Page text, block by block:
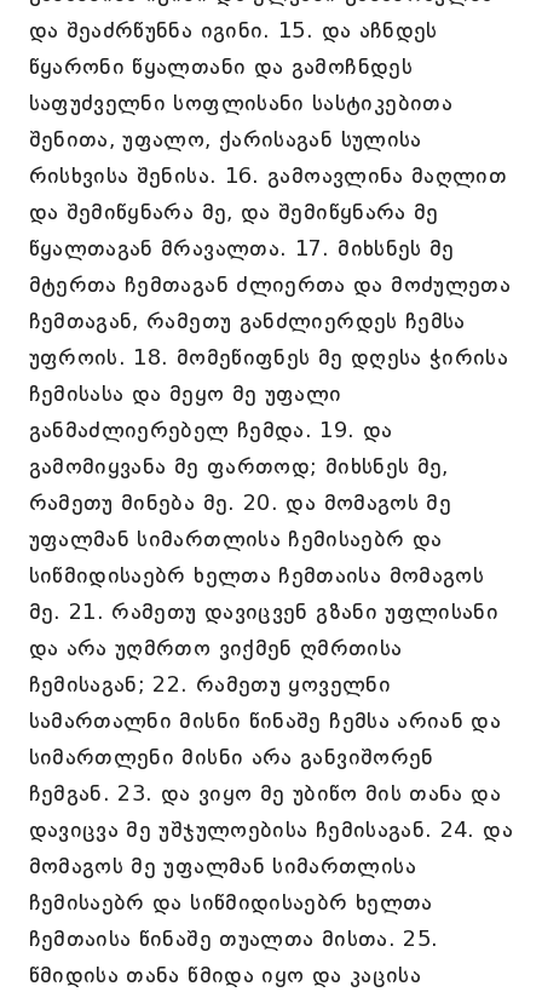
და შეაძრწუნნა იგინი. 15. და აჩნდეს
წყარონი წყალთანი და გამოჩნდეს
საფუძველნი სოფლისანი სასტიკებითა
შენითა, უფალო, ქარისაგან სულისა
რისხვისა შენისა. 16. გამოავლინა მაღლით
და შემიწყნარა მე, და შემიწყნარა მე
წყალთაგან მრავალთა. 17. მიხსნეს მე
მტერთა ჩემთაგან ძლიერთა და მოძულეთა
ჩემთაგან, რამეთუ განძლიერდეს ჩემსა
უფროის. 18. მომეწიფნეს მე დღესა ჭირისა
ჩემისასა და მეყო მე უფალი
განმაძლიერებელ ჩემდა. 19. და
გამომიყვანა მე ფართოდ; მიხსნეს მე,
რამეთუ მინება მე. 20. და მომაგოს მე
უფალმან სიმართლისა ჩემისაებრ და
სიწმიდისაებრ ხელთა ჩემთაისა მომაგოს
მე. 21. რამეთუ დავიცვენ გზანი უფლისანი
და არა უღმრთო ვიქმენ ღმრთისა
ჩემისაგან; 22. რამეთუ ყოველნი
სამართალნი მისნი წინაშე ჩემსა არიან და
სიმართლენი მისნი არა განვიშორენ
ჩემგან. 23. და ვიყო მე უბიწო მის თანა და
დავიცვა მე უშჯულოებისა ჩემისაგან. 24. და
მომაგოს მე უფალმან სიმართლისა
ჩემისაებრ და სიწმიდისაებრ ხელთა
ჩემთაისა წინაშე თუალთა მისთა. 25.
წმიდისა თანა წმიდა იყო და კაცისა